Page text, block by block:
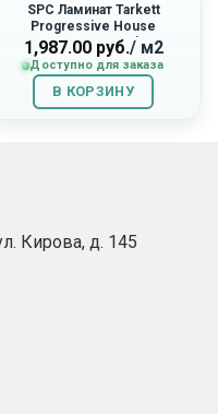
SPC Ламинат Tarkett
Progressive House
277007019 «Mario»
1,987.00руб./ м2
Доступно для заказа
В КОРЗИНУ
Кирова, д. 145​